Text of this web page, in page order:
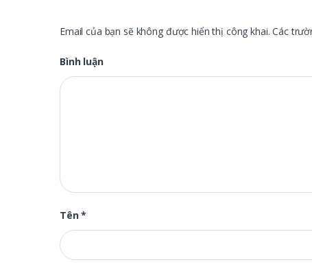
Email của bạn sẽ không được hiển thị công khai. Các
Bình luận
Tên*